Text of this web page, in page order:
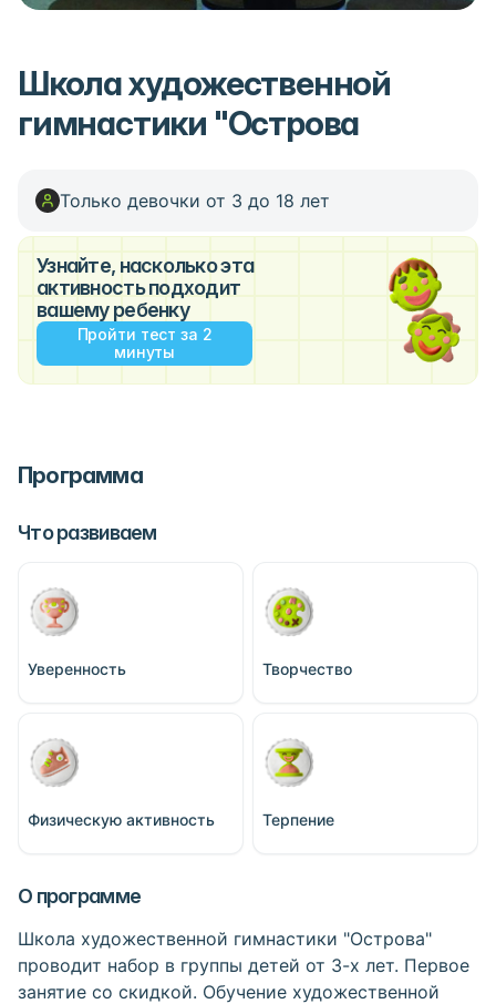
Школа художественной
гимнастики "Острова
Только девочки от 3 до 18 лет
Узнайте, насколько эта
активность подходит
вашему ребенку
Пройти тест за 2
минуты
Программа
Что развиваем
Уверенность Творчество
Физическую активность Терпение
О программе
Школа художественной гимнастики "Острова"
проводит набор в группы детей от 3-х лет. Первое
занятие со скидкой. Обучение художественной